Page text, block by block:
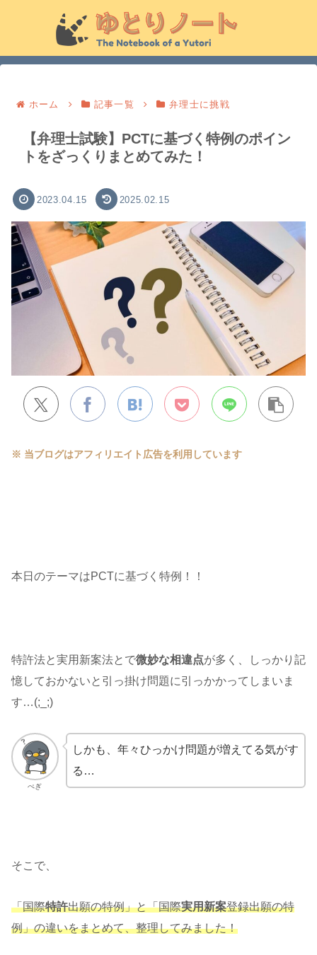
ホーム 記事一覧 弁理士に挑戦
【弁理士試験】PCTに基づく特例のポイン
トをざっくりまとめてみた！
2023.04.15 2025.02.15
※ 当ブログはアフィリエイト広告を利用しています
本日のテーマはPCTに基づく特例！！
特許法と実用新案法とで微妙な相違点が多く、しっかり記
憶しておかないと引っ掛け問題に引っかかってしまいま
す…(;_;)
ぺぎ
しかも、年々ひっかけ問題が増えてる気がす
る…
そこで、
「国際特許出願の特例」と「国際実用新案登録出願の特
例」の違いをまとめて、整理してみました！